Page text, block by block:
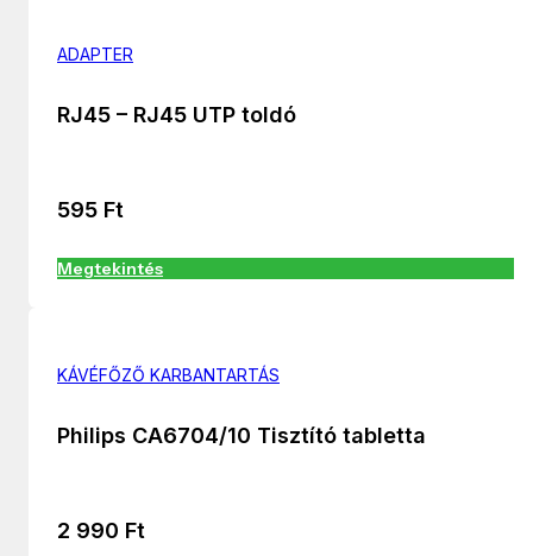
ADAPTER
RJ45 – RJ45 UTP toldó
595 Ft
Megtekintés
KÁVÉFŐZŐ KARBANTARTÁS
Philips CA6704/10 Tisztító tabletta
2 990 Ft